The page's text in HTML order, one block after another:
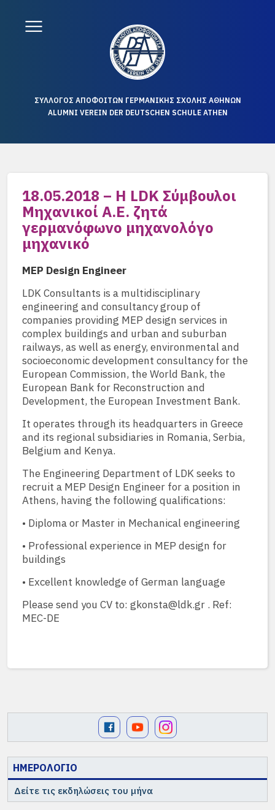
ΣΥΛΛΟΓΟΣ ΑΠΟΦΟΙΤΩΝ ΓΕΡΜΑΝΙΚΗΣ ΣΧΟΛΗΣ ΑΘΗΝΩΝ
ALUMNI VEREIN DER DEUTSCHEN SCHULE ATHEN
ΗΜΕΡΟΛΟΓΙΟ
Δείτε τις εκδηλώσεις του μήνα
18.05.2018 – Η LDK Σύμβουλοι
Μηχανικοί Α.Ε. ζητά
γερμανόφωνο μηχανολόγο
μηχανικό
MEP Design Engineer
LDK Consultants is a multidisciplinary
engineering and consultancy group of
companies providing MEP design services in
complex buildings and urban and suburban
railways, as well as energy, environmental and
socioeconomic development consultancy for the
European Commission, the World Bank, the
European Bank for Reconstruction and
Development, the European Investment Bank.
It operates through its headquarters in Greece
and its regional subsidiaries in Romania, Serbia,
Belgium and Kenya.
The Engineering Department of LDK seeks to
recruit a MEP Design Engineer for a position in
Athens, having the following qualifications:
• Diploma or Master in Mechanical engineering
• Professional experience in MEP design for
buildings
• Excellent knowledge of German language
Please send you CV to: gkonsta@ldk.gr . Ref:
MEC-DE